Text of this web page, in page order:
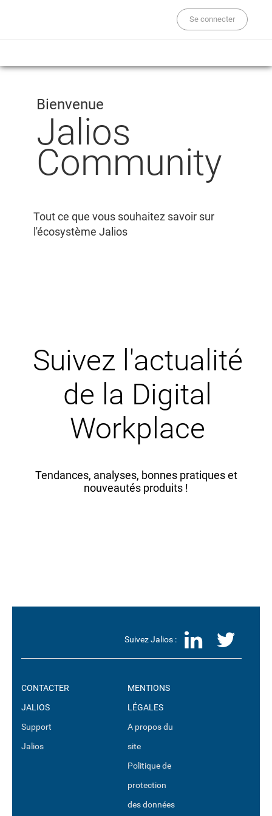
Se connecter
Bienvenue
Jalios
Community
Tout ce que vous souhaitez savoir sur
l'écosystème Jalios
Suivez l'actualité
de la Digital
Workplace
Tendances, analyses, bonnes pratiques et
nouveautés produits !
Suivez Jalios :
CONTACTER
JALIOS
Support
Jalios
MENTIONS
LÉGALES
A propos du
site
Politique de
protection
des données